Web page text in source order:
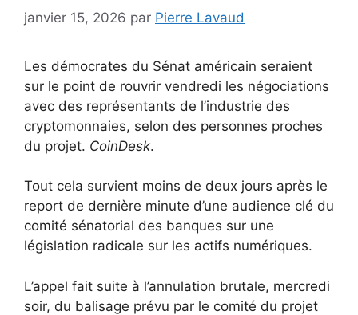
janvier 15, 2026 par Pierre Lavaud
Les démocrates du Sénat américain seraient
sur le point de rouvrir vendredi les négociations
avec des représentants de l’industrie des
cryptomonnaies, selon des personnes proches
du projet. CoinDesk.
Tout cela survient moins de deux jours après le
report de dernière minute d’une audience clé du
comité sénatorial des banques sur une
législation radicale sur les actifs numériques.
L’appel fait suite à l’annulation brutale, mercredi
soir, du balisage prévu par le comité du projet